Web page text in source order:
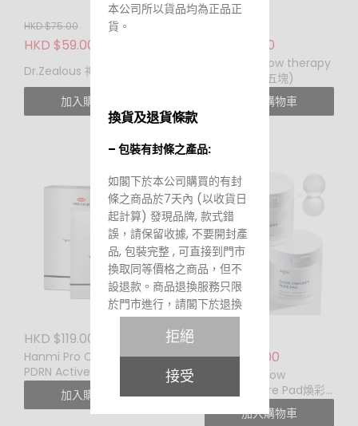
HKD $75.00
HKD $59.00
Dr.Zealous 神仙水 50ml
加入購物車
HKD $99.00
Glutanex glow therapy
mask (一盒五塊)
加入購物車
HKD $119.00
Hanmi Pro Calm EGF
PDRN Active Synergy
Mask (一盒五塊)
加入購物車
HKD $179.00
Glutanex Glow
Therapy Pore Pad煥彩
毛孔棉片 (60 pads)
加入購物車
本公司所以貨品均為正品正
貨。
換貨及退貨條款
– 包裝有封條之產品:
如閣下於本公司購買的有封
條之商品於7天內 (以收貨日
起計算) 發現品牌, 款式錯
誤，請保留收據, 不要開封產
品, 包裝完整 , 可直接到門市
換取同等價格之商品，但不
設退款。商品退換服務只限
於門市進行，請閣下於退換
時務必再次小心核對品牌及
款式。每張收據只限退換一
次。
– 包裝沒有封條之產品:
拒絕
接受